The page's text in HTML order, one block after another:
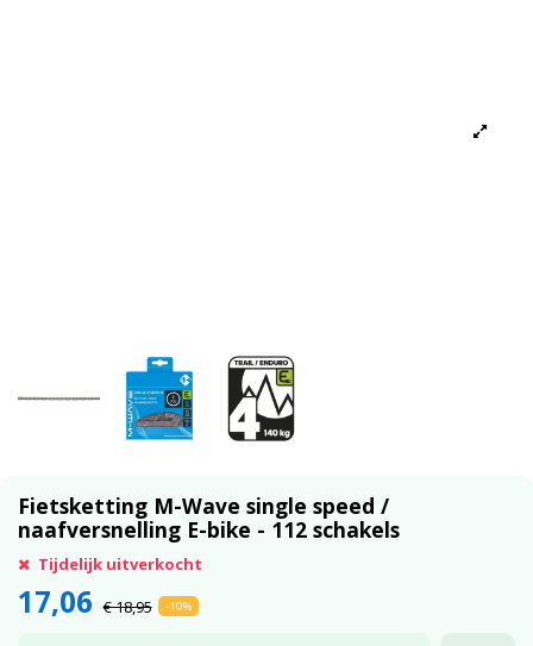
Fietsketting M-Wave single speed /
naafversnelling E-bike - 112 schakels
Tijdelijk uitverkocht
17,06 € 18,95 -10%